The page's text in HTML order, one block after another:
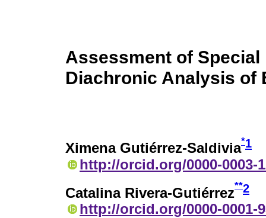
Assessment of
Diachronic Analysis of
Ximena Gutiérrez-Saldivia*1
http://orcid.org/0000-0003-
Catalina Rivera-Gutiérrez**2
http://orcid.org/0000-0001-